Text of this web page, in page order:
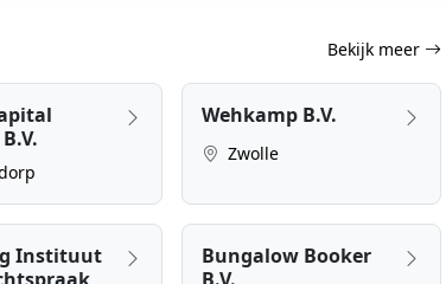
Bekijk meer
Wehkamp B.V.
Zwolle
Instituut
Bungalow Booker